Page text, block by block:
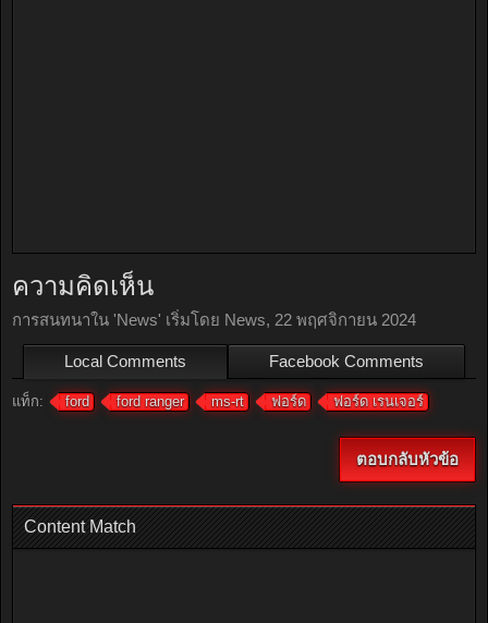
ความคิดเห็น
การสนทนาใน 'News' เริ่มโดย News, 22 พฤศจิกายน 2024
Local Comments Facebook Comments
แท็ก: ford ford ranger ms-rt ฟอร์ด ฟอร์ด เรนเจอร์
ตอบกลับหัวข้อ
Content Match